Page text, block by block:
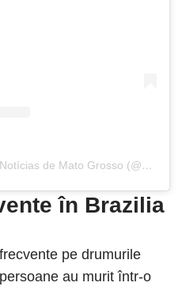
A post shared by CenarioMT Notícias de Mato Grosso (@cenariomt)
în Brazilia
pe drumurile
au murit într-o